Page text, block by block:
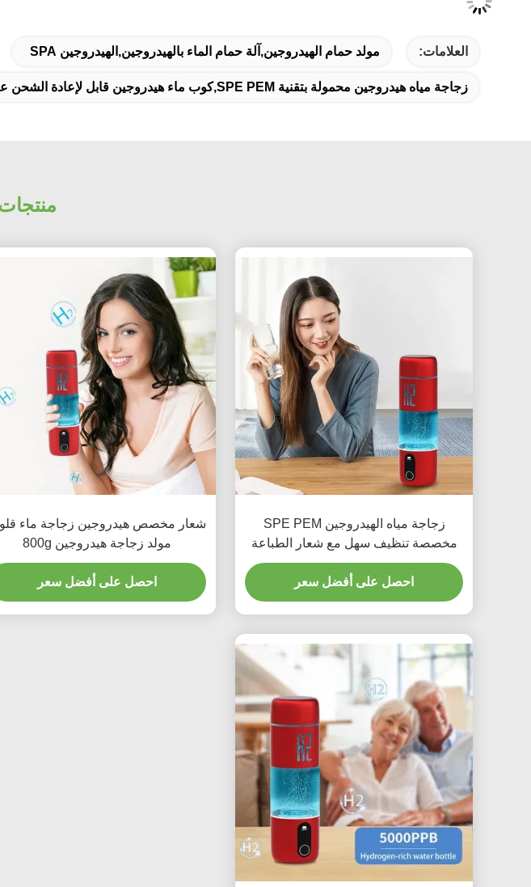
العلامات: مولد حمام الهيدروجين,آلة حمام الماء بالهيدروجين,الهيدروجين SPA
زجاجة مياه هيدروجين محمولة بتقنية SPE PEM,كوب ماء هيدروجين قابل لإعادة الشحن عبر USB,زجاجة مولد هيدروجين منزلية وخارجية
زجاجة مياه الهيدروجين SPE PEM
مخصصة تنظيف سهل مع شعار الطباعة
بالليزر
احصل على أفضل سعر
شعار مخصص هيدروجين زجاجة ماء
مولد زجاجة هيدروجين 800g
احصل على أفضل سعر